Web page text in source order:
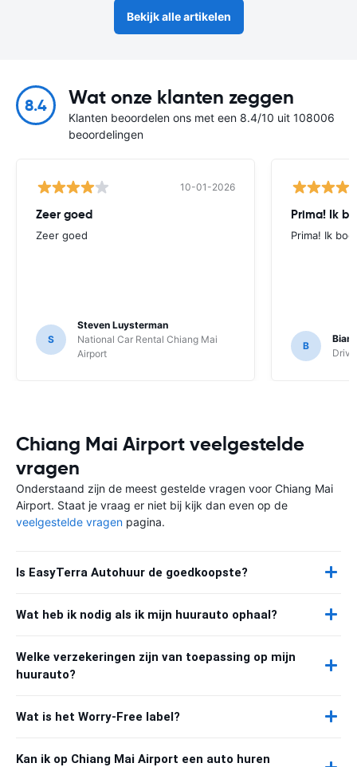
Bekijk alle artikelen
8.4 Wat onze klanten zeggen
Klanten beoordelen ons met een 8.4/10 uit 108006
beoordelingen
10-01-2026
Zeer goed
Zeer goed
S
Steven Luysterman
National Car Rental Chiang Mai
Airport
Prima! Ik
Prima! Ik
B
Chiang Mai Airport veelgestelde
vragen
Onderstaand zijn de meest gestelde vragen voor Chiang Mai
Airport. Staat je vraag er niet bij kijk dan even op de
veelgestelde vragen pagina.
Is EasyTerra Autohuur de goedkoopste?
Wat heb ik nodig als ik mijn huurauto ophaal?
Welke verzekeringen zijn van toepassing op mijn
huurauto?
Wat is het Worry-Free label?
Kan ik op Chiang Mai Airport een auto huren